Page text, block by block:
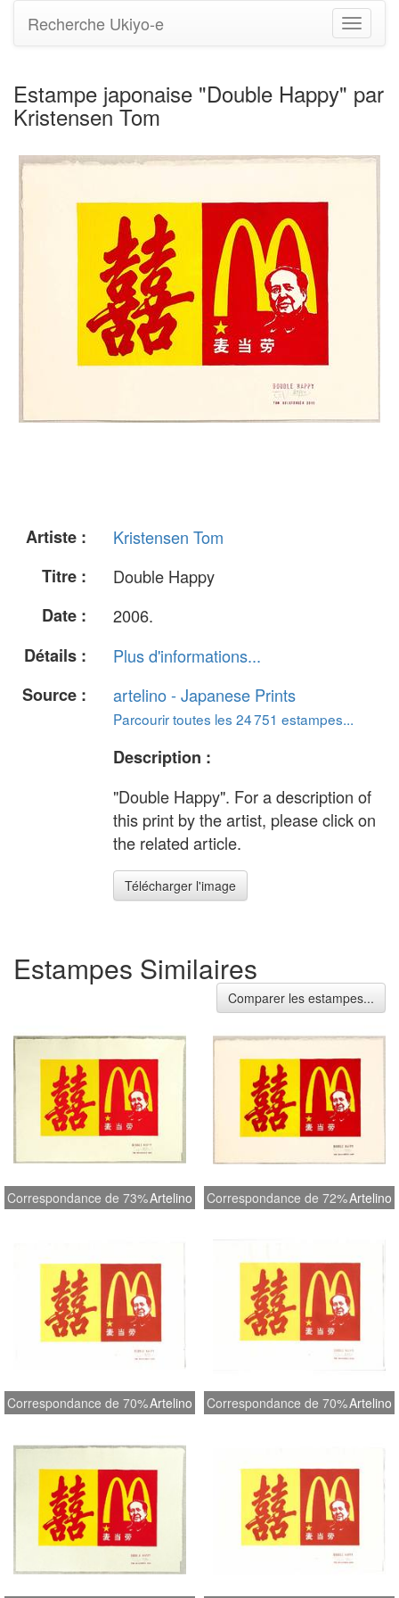
Basculer
la
Recherche Ukiyo-e
Estampe japonaise "Double Happy" par
Kristensen Tom
Artiste :
Kristensen Tom
Titre :
Double Happy
Date :
2006.
Détails :
Plus d'informations...
Source :
artelino - Japanese Prints
Parcourir toutes les 24 751 estampes...
Description :
"Double Happy". For a description of
this print by the artist, please click on
the related article.
Télécharger l'image
Estampes Similaires
Comparer les estampes...
Correspondance de 73%Artelino Correspondance de 72%Artelino
Correspondance de 70%Artelino Correspondance de 70%Artelino